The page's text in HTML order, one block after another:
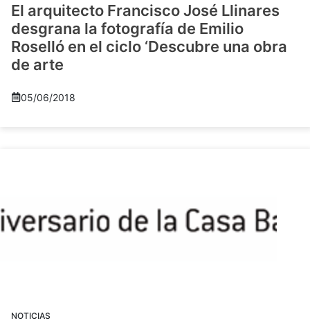
El arquitecto Francisco José Llinares
desgrana la fotografía de Emilio
Roselló en el ciclo ‘Descubre una obra
de arte
05/06/2018
NOTICIAS